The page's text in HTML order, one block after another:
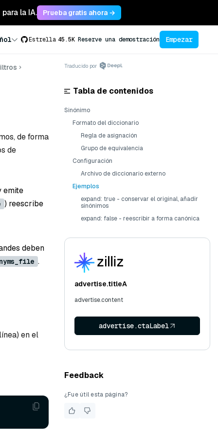
la IA. Prueba gratis ahora →
Estrella 45.5K Reserve una demostración Empezar
de forma
de
emite
) reescribe
deben
.
en el
Traducido por
Tabla de contenidos
Sinónimo
Formato del diccionario
Regla de asignación
Grupo de equivalencia
Configuración
Archivo de diccionario externo
Ejemplos
expand: true - conservar el original, añadir
sinónimos
expand: false - reescribir a forma canónica
advertise.titleA
advertise.content
advertise.ctaLabel
Feedback
¿Fue útil esta página?